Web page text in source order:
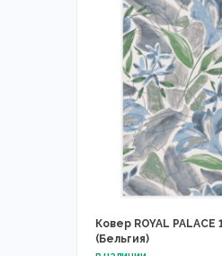
Ковер ROYAL PALACE
(Бельгия)